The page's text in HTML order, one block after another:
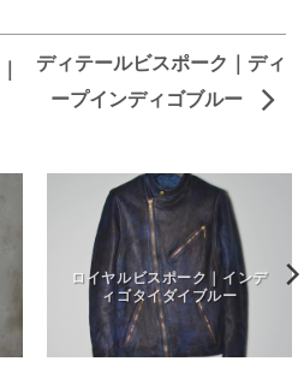
ディテールビスポーク｜ディ
ープインディゴブルー
ロイヤルビスポーク｜インデ
ィゴタイダイブルー